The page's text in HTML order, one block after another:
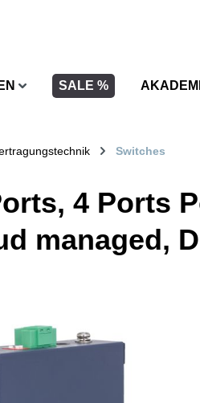
SALE %
Switches
4 Ports
managed,